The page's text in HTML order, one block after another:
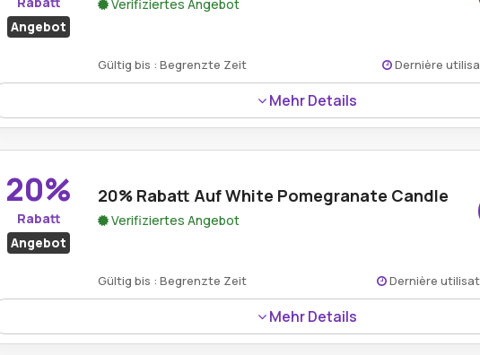
Angebot
Verifiziertes Angebot
Gültig bis : Begrenzte Zeit Dernière
Mehr Details
Ein Nachlass von 40% ist auf den Mint Lip Balm durch das laufende Rabatt-
von Parfuemerie Brueckner verfügbar.
20%
Rabatt
Angebot
20% Rabatt Auf White Pomegranate Candle
Verifiziertes Angebot
Gültig bis : Begrenzte Zeit Dernière
Mehr Details
Auf die White Pomegranate Candle wird derzeit ein 20%-Rabatt